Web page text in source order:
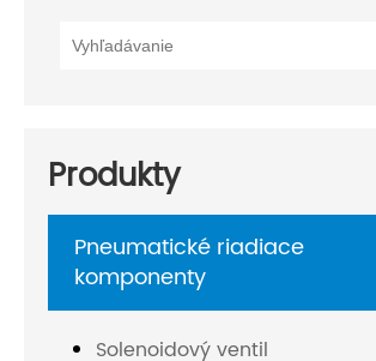
Produkty
Pneumatické riadiace
komponenty
Solenoidový ventil